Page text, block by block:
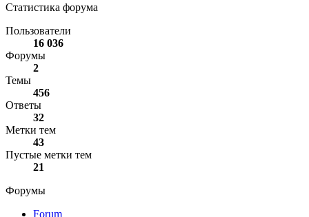
Статистика форума
Пользователи
16 036
Форумы
2
Темы
456
Ответы
32
Метки тем
43
Пустые метки тем
21
Форумы
Forum